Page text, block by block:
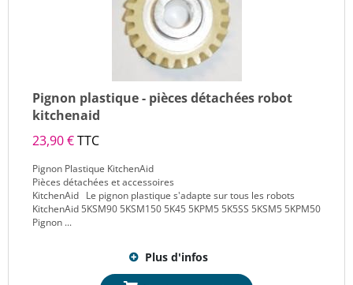
Pignon plastique - pièces détachées robot
kitchenaid
23,90 €TTC
Pignon Plastique KitchenAid
Pièces détachées et accessoires
KitchenAid Le pignon plastique s'adapte sur tous les robots
KitchenAid 5KSM90 5KSM150 5K45 5KPM5 5K5SS 5KSM5 5KPM50
Pignon ...
Plus d'infos